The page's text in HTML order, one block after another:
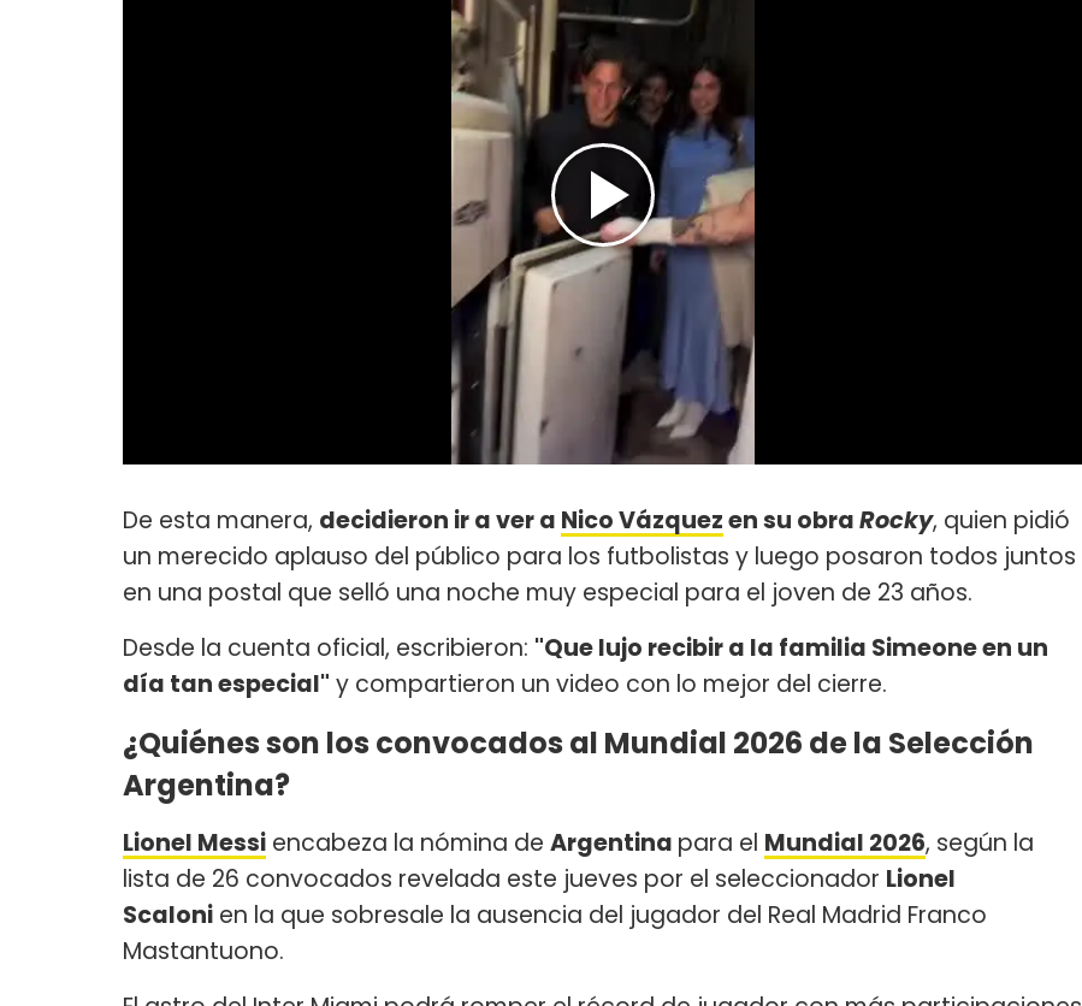
De esta manera, decidieron ir a ver a Nico Vázquezen su obraRocky, quien pidió
un merecido aplauso del público para los futbolistas y luego posaron todos juntos
en una postal que selló una noche muy especial para el joven de 23 años.
Desde la cuenta oficial, escribieron: "Que lujo recibir a la familia Simeone en un
día tan especial" y compartieron un video con lo mejor del cierre.
¿Quiénes son los convocados al Mundial 2026 de la Selección
Argentina?
Lionel Messi encabeza la nómina de Argentina para el Mundial 2026, según la
lista de 26 convocados revelada este jueves por el seleccionador Lionel
Scaloni en la que sobresale la ausencia del jugador del Real Madrid Franco
Mastantuono.